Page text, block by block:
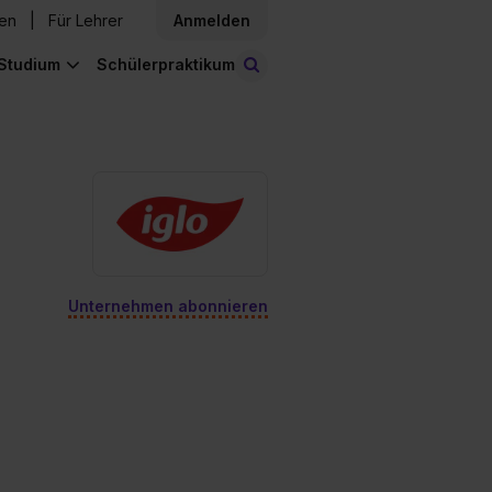
Für Lehrer Anmelden
Schülerpraktikum
Unternehmen abonnieren